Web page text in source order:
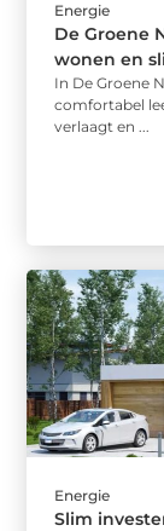
Energie
De Groene
wonen en
In De Groene
comfortabel
verlaagt en ...
Energie
Slim